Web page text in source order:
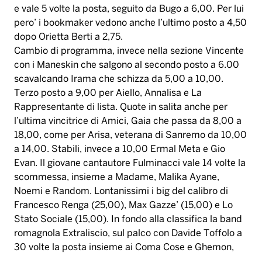
e vale 5 volte la posta, seguito da Bugo a 6,00. Per lui
pero’ i bookmaker vedono anche l’ultimo posto a 4,50
dopo Orietta Berti a 2,75.
Cambio di programma, invece nella sezione Vincente
con i Maneskin che salgono al secondo posto a 6.00
scavalcando Irama che schizza da 5,00 a 10,00.
Terzo posto a 9,00 per Aiello, Annalisa e La
Rappresentante di lista. Quote in salita anche per
l’ultima vincitrice di Amici, Gaia che passa da 8,00 a
18,00, come per Arisa, veterana di Sanremo da 10,00
a 14,00. Stabili, invece a 10,00 Ermal Meta e Gio
Evan. Il giovane cantautore Fulminacci vale 14 volte la
scommessa, insieme a Madame, Malika Ayane,
Noemi e Random. Lontanissimi i big del calibro di
Francesco Renga (25,00), Max Gazze’ (15,00) e Lo
Stato Sociale (15,00). In fondo alla classifica la band
romagnola Extraliscio, sul palco con Davide Toffolo a
30 volte la posta insieme ai Coma Cose e Ghemon,